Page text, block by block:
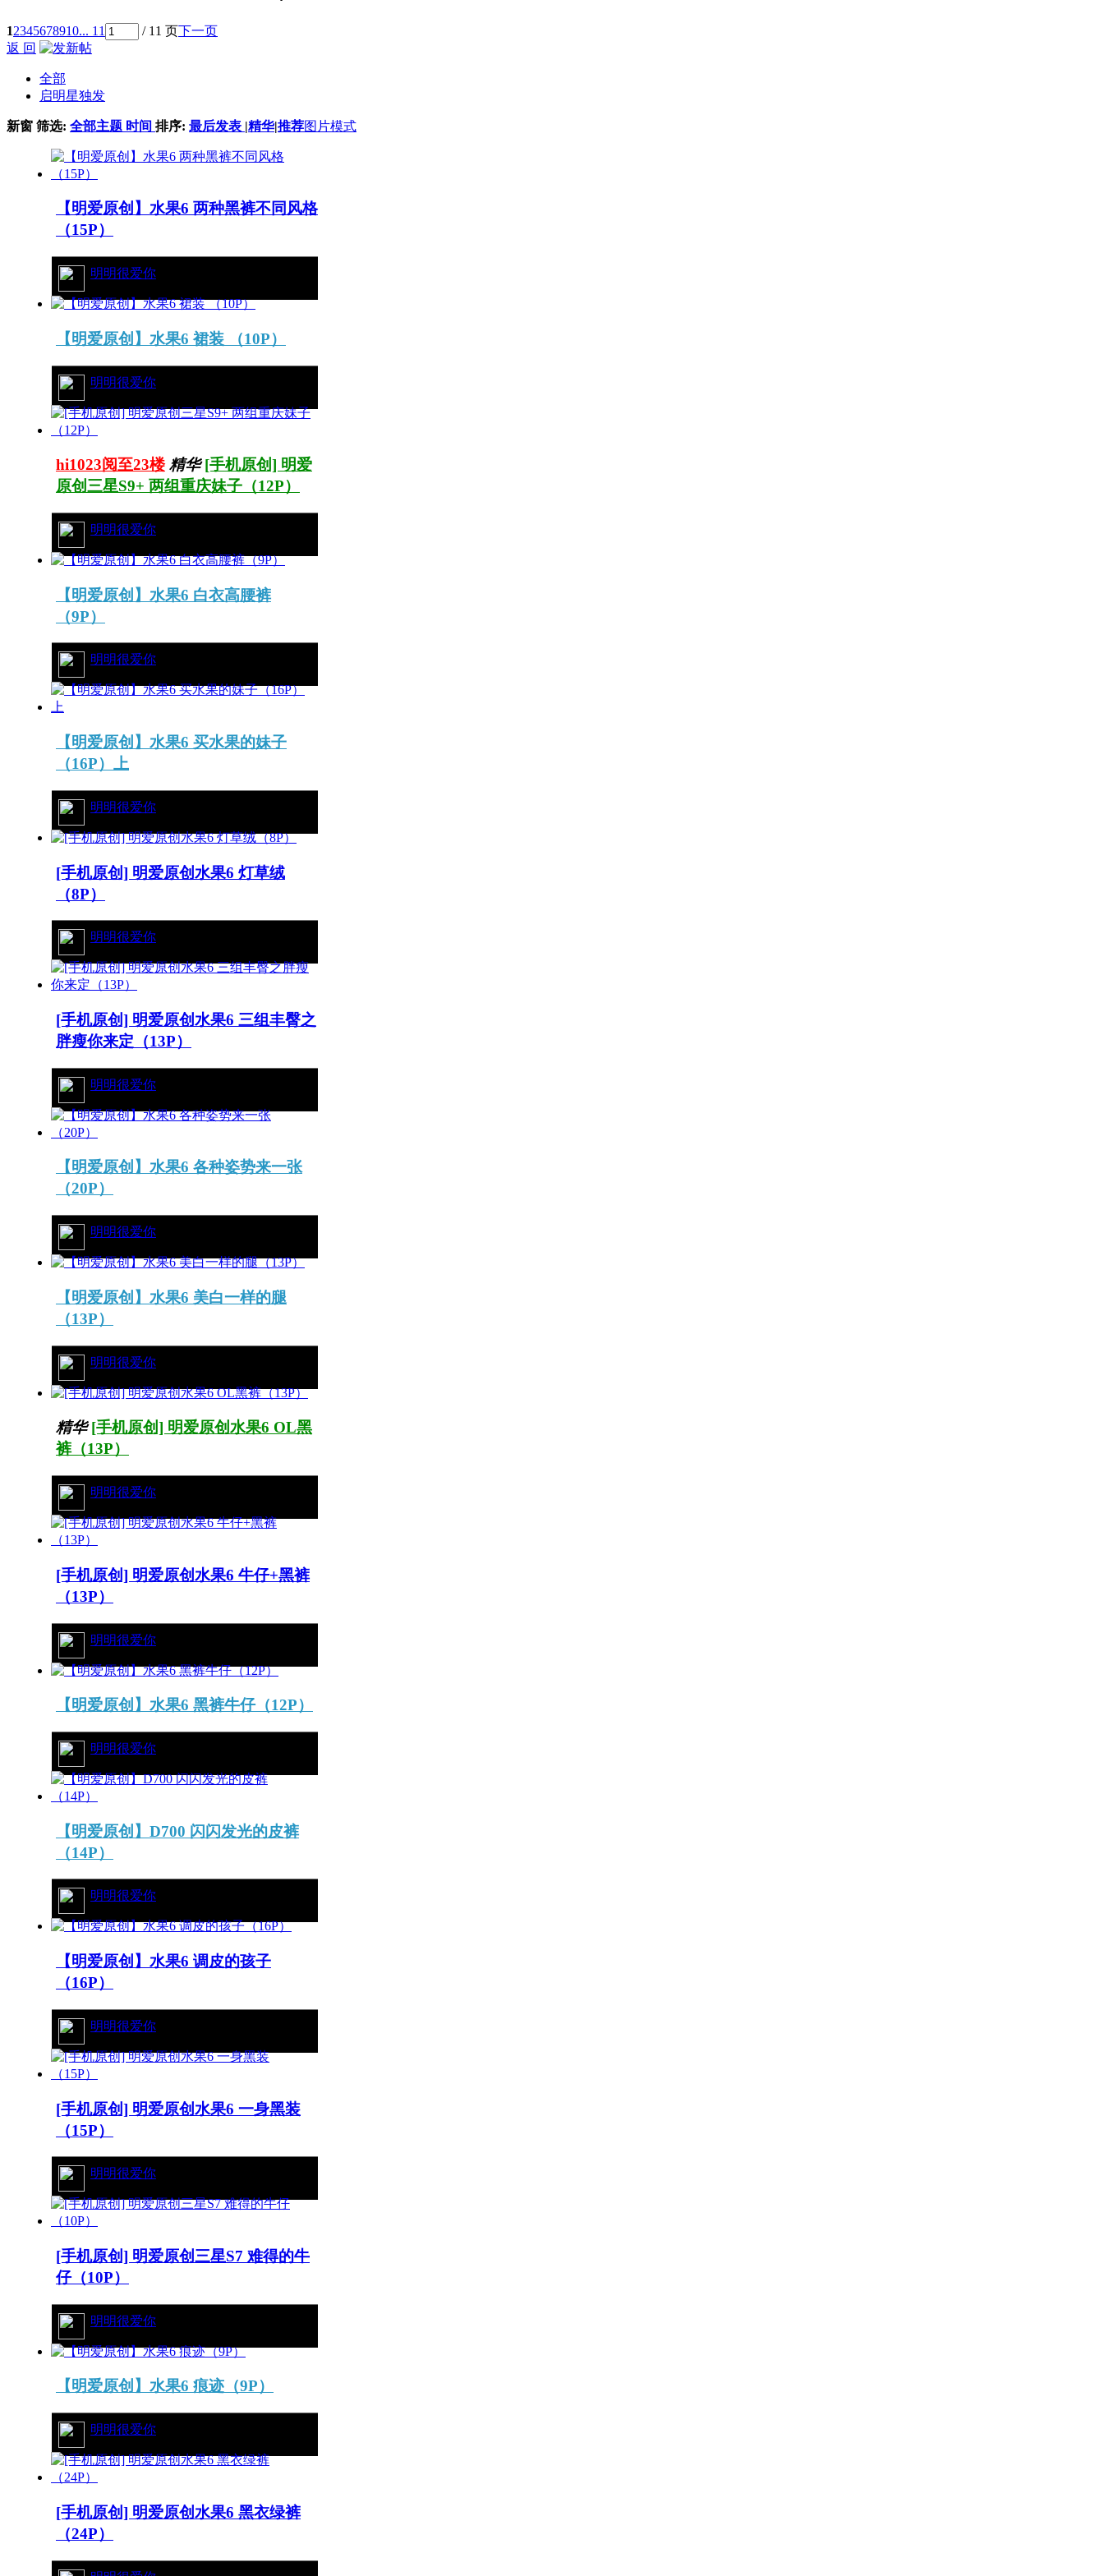
12345678910... 11 / 11 页下一页
返 回
全部
启明星独发
新窗 筛选: 全部主题 时间 排序: 最后发表 |精华|推荐图片模式
【明爱原创】水果6 两种黑裤不同风格
（15P）
明明很爱你
【明爱原创】水果6 裙装 （10P）
明明很爱你
hi1023阅至23楼 精华 [手机原创] 明爱
原创三星S9+ 两组重庆妹子（12P）
明明很爱你
【明爱原创】水果6 白衣高腰裤
（9P）
明明很爱你
【明爱原创】水果6 买水果的妹子
（16P）上
明明很爱你
[手机原创] 明爱原创水果6 灯草绒
（8P）
明明很爱你
[手机原创] 明爱原创水果6 三组丰臀之
胖瘦你来定（13P）
明明很爱你
【明爱原创】水果6 各种姿势来一张
（20P）
明明很爱你
【明爱原创】水果6 美白一样的腿
（13P）
明明很爱你
精华 [手机原创] 明爱原创水果6 OL黑
裤（13P）
明明很爱你
[手机原创] 明爱原创水果6 牛仔+黑裤
（13P）
明明很爱你
【明爱原创】水果6 黑裤牛仔（12P）
明明很爱你
【明爱原创】D700 闪闪发光的皮裤
（14P）
明明很爱你
【明爱原创】水果6 调皮的孩子
（16P）
明明很爱你
[手机原创] 明爱原创水果6 一身黑装
（15P）
明明很爱你
[手机原创] 明爱原创三星S7 难得的牛
仔（10P）
明明很爱你
【明爱原创】水果6 痕迹（9P）
明明很爱你
[手机原创] 明爱原创水果6 黑衣绿裤
（24P）